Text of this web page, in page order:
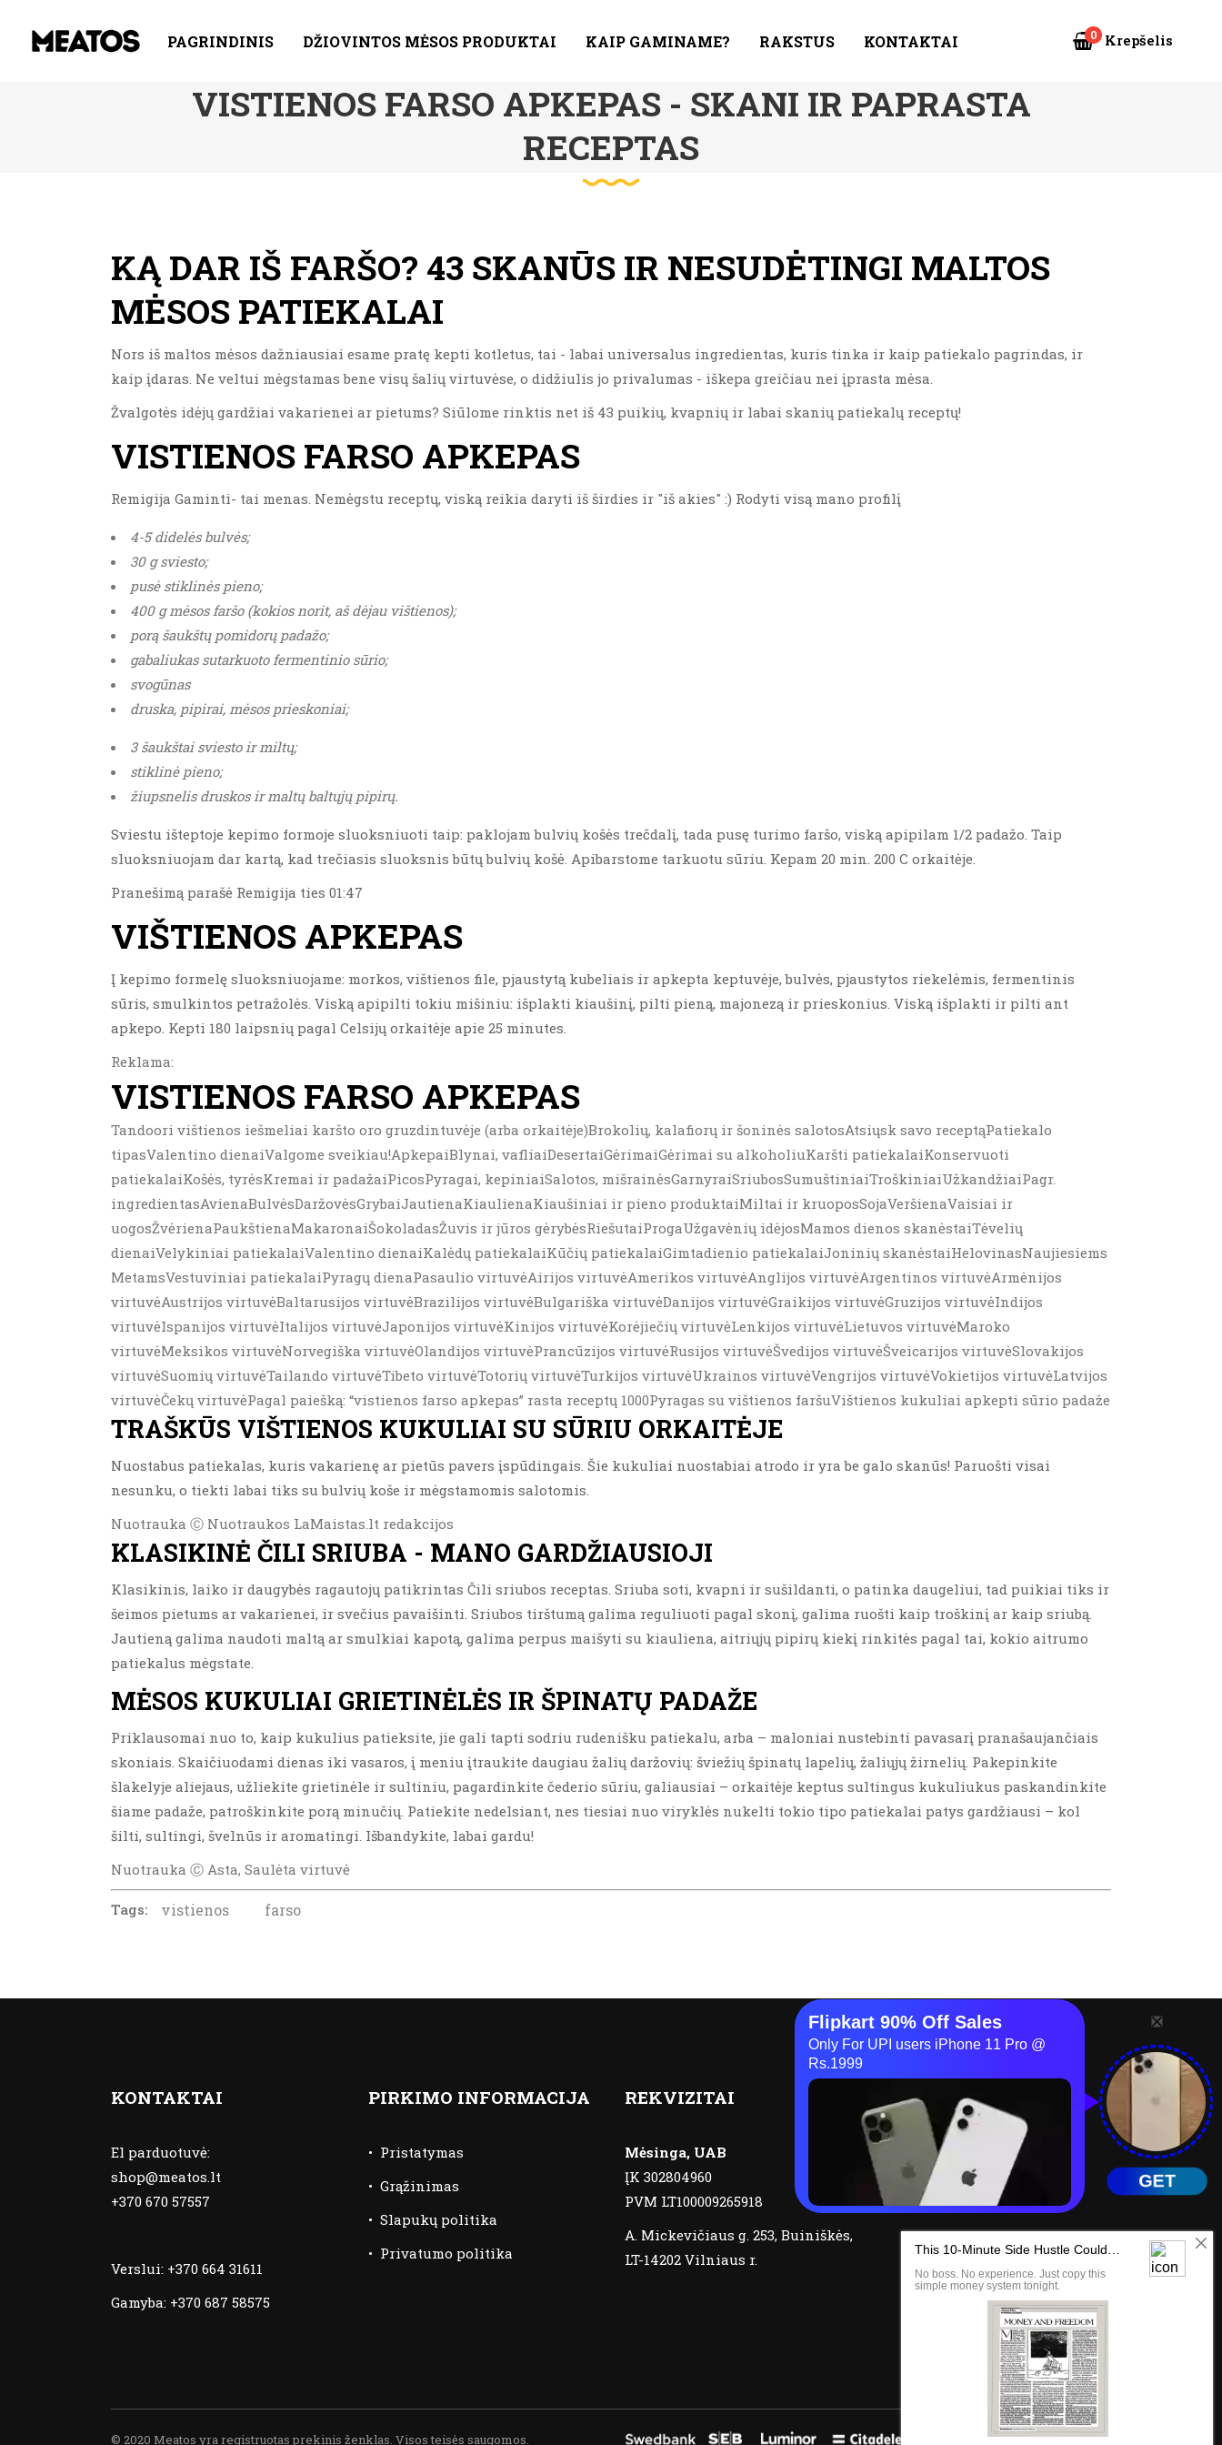
PAGRINDINIS DŽIOVINTOS MĖSOS PRODUKTAI KAIP GAMINAME? RAKSTUS KONTAKTAI 0 Krepšelis
VISTIENOS FARSO APKEPAS - SKANI IR PAPRASTA
RECEPTAS
KĄ DAR IŠ FARŠO? 43 SKANŪS IR NESUDĖTINGI MALTOS
MĖSOS PATIEKALAI
Nors iš maltos mėsos dažniausiai esame pratę kepti kotletus, tai - labai universalus ingredientas, kuris tinka ir kaip patiekalo pagrindas, ir
kaip įdaras. Ne veltui mėgstamas bene visų šalių virtuvėse, o didžiulis jo privalumas - iškepa greičiau nei įprasta mėsa.
Žvalgotės idėjų gardžiai vakarienei ar pietums? Siūlome rinktis net iš 43 puikių, kvapnių ir labai skanių patiekalų receptų!
VISTIENOS FARSO APKEPAS
Remigija Gaminti- tai menas. Nemėgstu receptų, viską reikia daryti iš širdies ir "iš akies" :) Rodyti visą mano profilį
4-5 didelės bulvės;
30 g sviesto;
pusė stiklinės pieno;
400 g mėsos faršo (kokios norit, aš dėjau vištienos);
porą šaukštų pomidorų padažo;
gabaliukas sutarkuoto fermentinio sūrio;
svogūnas
druska, pipirai, mėsos prieskoniai;
3 šaukštai sviesto ir miltų;
stiklinė pieno;
žiupsnelis druskos ir maltų baltųjų pipirų.
Sviestu išteptoje kepimo formoje sluoksniuoti taip: paklojam bulvių košės trečdalį, tada pusę turimo faršo, viską apipilam 1/2 padažo. Taip
sluoksniuojam dar kartą, kad trečiasis sluoksnis būtų bulvių košė. Apibarstome tarkuotu sūriu. Kepam 20 min. 200 C orkaitėje.
Pranešimą parašė Remigija ties 01:47
VIŠTIENOS APKEPAS
Į kepimo formelę sluoksniuojame: morkos, vištienos file, pjaustytą kubeliais ir apkepta keptuvėje, bulvės, pjaustytos riekelėmis, fermentinis
sūris, smulkintos petražolės. Viską apipilti tokiu mišiniu: išplakti kiaušinį, pilti pieną, majonezą ir prieskonius. Viską išplakti ir pilti ant
apkepo. Kepti 180 laipsnių pagal Celsijų orkaitėje apie 25 minutes.
Reklama:
VISTIENOS FARSO APKEPAS
Tandoori vištienos iešmeliai karšto oro gruzdintuvėje (arba orkaitėje)Brokolių, kalafiorų ir šoninės salotosAtsiųsk savo receptąPatiekalo
tipasValentino dienaiValgome sveikiau!ApkepaiBlynai, vafliaiDesertaiGėrimaiGėrimai su alkoholiuKaršti patiekalaiKonservuoti
patiekalaiKošės, tyrėsKremai ir padažaiPicosPyragai, kepiniaiSalotos, mišrainėsGarnyraiSriubosSumuštiniaiTroškiniaiUžkandžiaiPagr.
ingredientasAvienaBulvėsDaržovėsGrybaiJautienaKiaulienaKiaušiniai ir pieno produktaiMiltai ir kruoposSojaVeršienaVaisiai ir
uogosŽvėrienaPaukštienaMakaronaiŠokoladasŽuvis ir jūros gėrybėsRiešutaiProgaUžgavėnių idėjosMamos dienos skanėstaiTėvelių
dienaiVelykiniai patiekalaiValentino dienaiKalėdų patiekalaiKūčių patiekalaiGimtadienio patiekalaiJoninių skanėstaiHelovinasNaujiesiems
MetamsVestuviniai patiekalaiPyragų dienaPasaulio virtuvėAirijos virtuvėAmerikos virtuvėAnglijos virtuvėArgentinos virtuvėArmėnijos
virtuvėAustrijos virtuvėBaltarusijos virtuvėBrazilijos virtuvėBulgariška virtuvėDanijos virtuvėGraikijos virtuvėGruzijos virtuvėIndijos
virtuvėIspanijos virtuvėItalijos virtuvėJaponijos virtuvėKinijos virtuvėKorėjiečių virtuvėLenkijos virtuvėLietuvos virtuvėMaroko
virtuvėMeksikos virtuvėNorvegiška virtuvėOlandijos virtuvėPrancūzijos virtuvėRusijos virtuvėŠvedijos virtuvėŠveicarijos virtuvėSlovakijos
virtuvėSuomių virtuvėTailando virtuvėTibeto virtuvėTotorių virtuvėTurkijos virtuvėUkrainos virtuvėVengrijos virtuvėVokietijos virtuvėLatvijos
virtuvėČekų virtuvėPagal paiešką: “vistienos farso apkepas” rasta receptų 1000Pyragas su vištienos faršuVištienos kukuliai apkepti sūrio padaže
TRAŠKŪS VIŠTIENOS KUKULIAI SU SŪRIU ORKAITĖJE
Nuostabus patiekalas, kuris vakarienę ar pietūs pavers įspūdingais. Šie kukuliai nuostabiai atrodo ir yra be galo skanūs! Paruošti visai
nesunku, o tiekti labai tiks su bulvių koše ir mėgstamomis salotomis.
Nuotrauka Ⓒ Nuotraukos LaMaistas.lt redakcijos
KLASIKINĖ ČILI SRIUBA - MANO GARDŽIAUSIOJI
Klasikinis, laiko ir daugybės ragautojų patikrintas Čili sriubos receptas. Sriuba soti, kvapni ir sušildanti, o patinka daugeliui, tad puikiai tiks ir
šeimos pietums ar vakarienei, ir svečius pavaišinti. Sriubos tirštumą galima reguliuoti pagal skonį, galima ruošti kaip troškinį ar kaip sriubą.
Jautieną galima naudoti maltą ar smulkiai kapotą, galima perpus maišyti su kiauliena, aitriųjų pipirų kiekį rinkitės pagal tai, kokio aitrumo
patiekalus mėgstate.
MĖSOS KUKULIAI GRIETINĖLĖS IR ŠPINATŲ PADAŽE
Priklausomai nuo to, kaip kukulius patieksite, jie gali tapti sodriu rudenišku patiekalu, arba – maloniai nustebinti pavasarį pranašaujančiais
skoniais. Skaičiuodami dienas iki vasaros, į meniu įtraukite daugiau žalių daržovių: šviežių špinatų lapelių, žaliųjų žirnelių. Pakepinkite
šlakelyje aliejaus, užliekite grietinėle ir sultiniu, pagardinkite čederio sūriu, galiausiai – orkaitėje keptus sultingus kukuliukus paskandinkite
šiame padaže, patroškinkite porą minučių. Patiekite nedelsiant, nes tiesiai nuo viryklės nukelti tokio tipo patiekalai patys gardžiausi – kol
šilti, sultingi, švelnūs ir aromatingi. Išbandykite, labai gardu!
Nuotrauka Ⓒ Asta, Saulėta virtuvė
Tags: vistienos farso
KONTAKTAI
El parduotuvė:
shop@meatos.lt
+370 670 57557
Verslui: +370 664 31611
Gamyba: +370 687 58575
PIRKIMO INFORMACIJA
• Pristatymas
• Grąžinimas
• Slapukų politika
• Privatumo politika
REKVIZITAI
Mėsinga, UAB
ĮK 302804960
PVM LT100009265918
A. Mickevičiaus g. 253, Buiniškės,
LT-14202 Vilniaus r.
© 2020 Meatos yra registruotas prekinis ženklas. Visos teisės saugomos.